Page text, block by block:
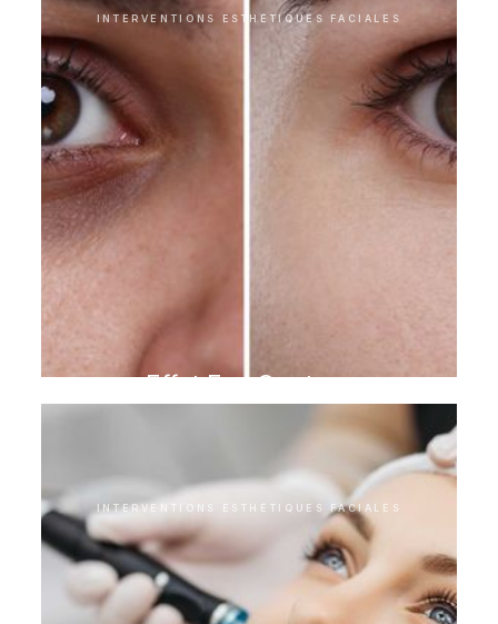
INTERVENTIONS ESTHÉTIQUES FACIALES
Effet Eye Couture
INTERVENTIONS ESTHÉTIQUES FACIALES